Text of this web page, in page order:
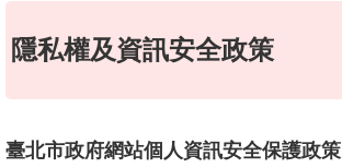
訊
新
聞
工
隱私權及資訊安全政策
臺北市政府網站個人資訊安全保護政策